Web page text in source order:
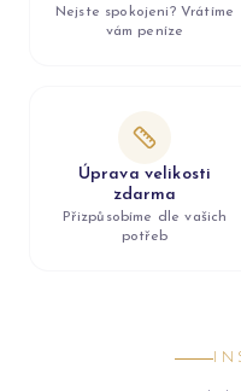
Nejste spokojeni? Vrátíme
vám peníze
Úprava velikosti
zdarma
Přizpůsobíme dle vašich
potřeb